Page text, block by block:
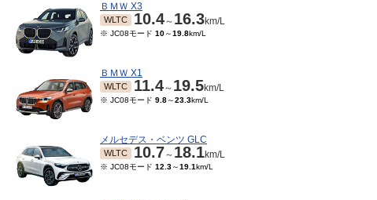
ＢＭＷ X3
WLTC 10.4～ 16.3km/L
※ JC08モード 10～19.8km/L
ＢＭＷ X1
WLTC 11.4～ 19.5km/L
※ JC08モード 9.8～23.3km/L
メルセデス・ベンツ GLC
WLTC 10.7～ 18.1km/L
※ JC08モード 12.3～19.1km/L